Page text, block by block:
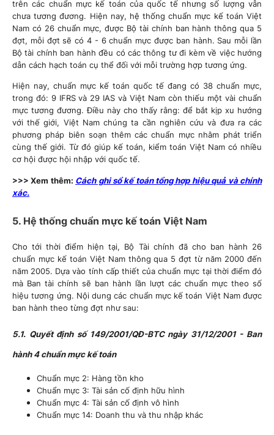
trên các chuẩn mực kế toán của quốc tế nhưng số lượng vẫn
chưa tương đương. Hiện nay, hệ thống chuẩn mực kế toán Việt
Nam có 26 chuẩn mực, được Bộ tài chính ban hành thông qua 5
đợt, mỗi đợt sẽ có 4 - 6 chuẩn mực được ban hành. Sau mỗi lần
Bộ tài chính ban hành đều có các thông tư đi kèm về việc hướng
dẫn cách hạch toán cụ thể đối với mỗi trường hợp tương ứng.
Hiện nay, chuẩn mực kế toán quốc tế đang có 38 chuẩn mực,
trong đó: 9 IFRS và 29 IAS và Việt Nam còn thiếu một vài chuẩn
mực tương đương. Điều này cho thấy rằng: để bắt kịp xu hướng
với thế giới, Việt Nam chúng ta cần nghiên cứu và đưa ra các
phương pháp biên soạn thêm các chuẩn mực nhằm phát triển
cùng thế giới. Từ đó giúp kế toán, kiểm toán Việt Nam có nhiều
cơ hội được hội nhập với quốc tế.
>>> Xem thêm: Cách ghi sổ kế toán tổng hợp hiệu quả và chính
xác.
5. Hệ thống chuẩn mực kế toán Việt Nam
Cho tới thời điểm hiện tại, Bộ Tài chính đã cho ban hành 26
chuẩn mực kế toán Việt Nam thông qua 5 đợt từ năm 2000 đến
năm 2005. Dựa vào tính cấp thiết của chuẩn mực tại thời điểm đó
mà Ban tài chính sẽ ban hành lần lượt các chuẩn mực theo số
hiệu tương ứng. Nội dung các chuẩn mực kế toán Việt Nam được
ban hành theo từng đợt như sau:
5.1. Quyết định số 149/2001/QĐ-BTC ngày 31/12/2001 - Ban
hành 4 chuẩn mực kế toán
Chuẩn mực 2: Hàng tồn kho
Chuẩn mực 3: Tài sản cố định hữu hình
Chuẩn mực 4: Tài sản cố định vô hình
Chuẩn mực 14: Doanh thu và thu nhập khác